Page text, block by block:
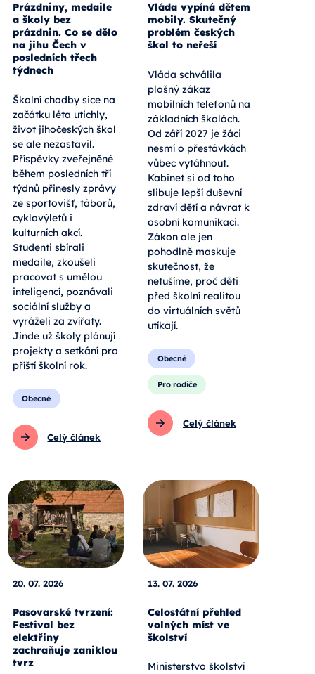
Prázdniny, medaile
a školy bez
prázdnin. Co se dělo
na jihu Čech v
posledních třech
týdnech
Školní chodby sice na
začátku léta utichly,
život jihočeských škol
se ale nezastavil.
Příspěvky zveřejněné
během posledních tří
týdnů přinesly zprávy
ze sportovišť, táborů,
cyklovýletů i
kulturních akcí.
Studenti sbírali
medaile, zkoušeli
pracovat s umělou
inteligencí, poznávali
sociální služby a
vyráželi za zvířaty.
Jinde už školy plánují
projekty a setkání pro
příští školní rok.
Obecné
Celý článek
Vláda vypíná dětem
mobily. Skutečný
problém českých
škol to neřeší
Vláda schválila
plošný zákaz
mobilních telefonů na
základních školách.
Od září 2027 je žáci
nesmí o přestávkách
vůbec vytáhnout.
Kabinet si od toho
slibuje lepší duševní
zdraví dětí a návrat k
osobní komunikaci.
Zákon ale jen
pohodlně maskuje
skutečnost, že
netušíme, proč děti
před školní realitou
do virtuálních světů
utíkají.
Obecné
Pro rodiče
Celý článek
20. 07. 2026
Pasovarské tvrzení:
Festival bez
elektřiny
zachraňuje zaniklou
tvrz
13. 07. 2026
Celostátní přehled
volných míst ve
školství
Ministerstvo školství